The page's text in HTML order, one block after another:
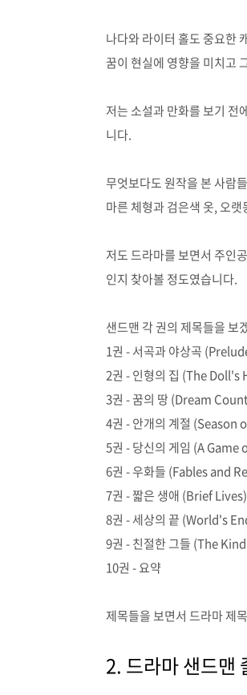
나다와 라이터 홀도 중요한
꿈이 현실에 영향을 미치고
저는 소설과 만화를 보기 전
니다.
무엇보다도 원작을 본 사람
마른 체형과 검은색 옷, 오
저도 드라마를 보면서 주인
인지 찾아볼 정도였습니다.
샌드맨 각 권의 제목들을 보
1권 - 서곡과 야상곡
2권 - 인형의 집 (The Doll's
3권 - 꿈의 땅 (Dream
4권 - 안개의 계절 (Season
5권 - 당신의 게임 (A Game
6권 - 우화들 (Fables and
7권 - 짧은 생애 (Brief Lives)
8권 - 세상의 끝 (World's
9권 - 친절한 그들 (The
10권 - 요약
제목들을 보면서 드라마 제
2. 드라마 샌드맨